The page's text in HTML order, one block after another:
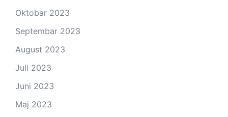
Oktobar 2023
Septembar 2023
August 2023
Juli 2023
Juni 2023
Maj 2023